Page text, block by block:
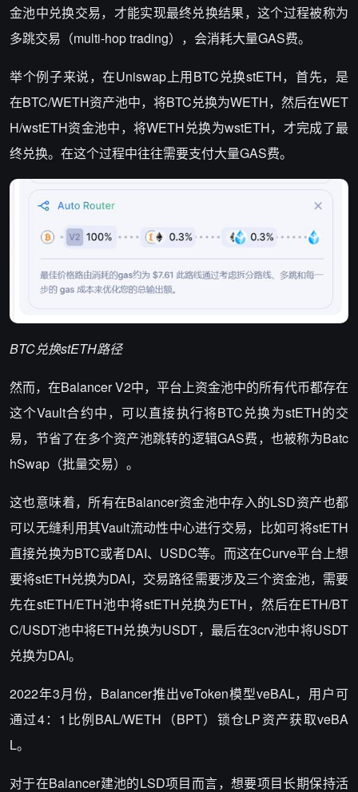
金池中兑换交易，才能实现最终兑换结果，这个过程被称为
多跳交易（multi-hop trading），会消耗大量GAS费。
举个例子来说，在Uniswap上用BTC兑换stETH，首先，是
在BTC/WETH资产池中，将BTC兑换为WETH，然后在WET
H/wstETH资金池中，将WETH兑换为wstETH，才完成了最
终兑换。在这个过程中往往需要支付大量GAS费。
BTC兑换stETH路径
然而，在Balancer V2中，平台上资金池中的所有代币都存在
这个Vault合约中，可以直接执行将BTC兑换为stETH的交
易，节省了在多个资产池跳转的逻辑GAS费，也被称为Batc
hSwap（批量交易）。
这也意味着，所有在Balancer资金池中存入的LSD资产也都
可以无缝利用其Vault流动性中心进行交易，比如可将stETH
直接兑换为BTC或者DAI、USDC等。而这在Curve平台上想
要将stETH兑换为DAI，交易路径需要涉及三个资金池，需要
先在stETH/ETH池中将stETH兑换为ETH，然后在ETH/BT
C/USDT池中将ETH兑换为USDT，最后在3crv池中将USDT
兑换为DAI。
2022年3月份，Balancer推出veToken模型veBAL，用户可
通过4：1比例BAL/WETH（BPT）锁仓LP资产获取veBA
L。
对于在Balancer建池的LSD项目而言，想要项目长期保持活